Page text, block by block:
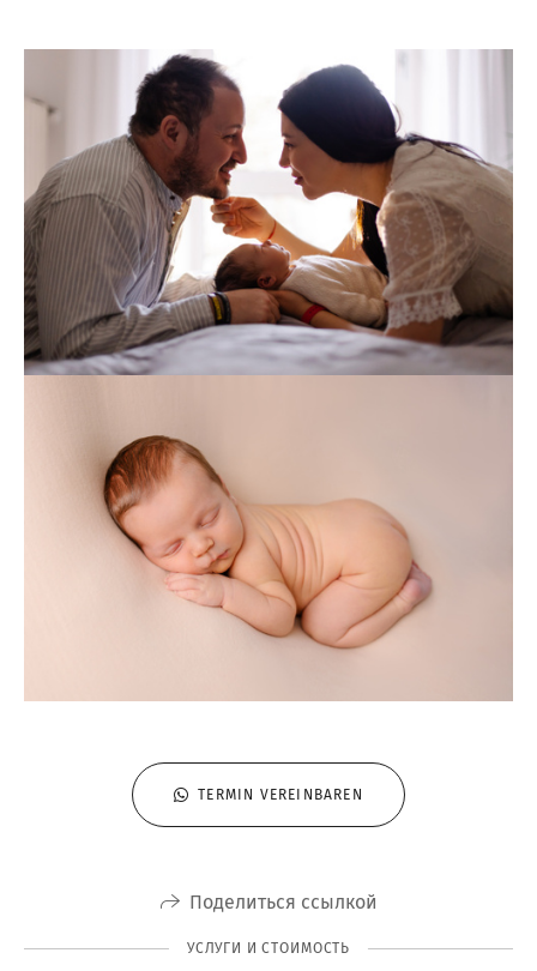
TERMIN VEREINBAREN
Поделиться ссылкой
УСЛУГИ И СТОИМОСТЬ